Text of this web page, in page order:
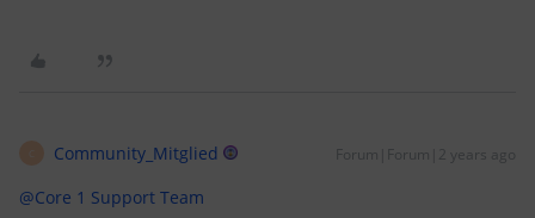
Community_Mitglied Forum|Forum|2 years ago
@Core 1 Support Team